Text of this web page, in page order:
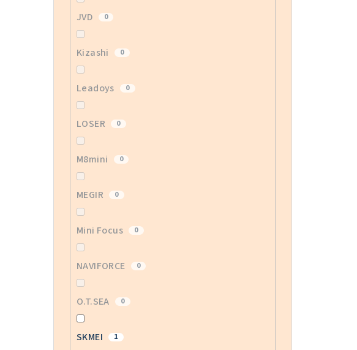
JVD 0
Kizashi 0
Leadoys 0
LOSER 0
M8mini 0
MEGIR 0
Mini Focus 0
NAVIFORCE 0
O.T.SEA 0
SKMEI 1